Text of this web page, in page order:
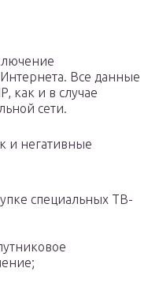
Все данные
как и в случае
сети.
и негативные
специальных ТВ-